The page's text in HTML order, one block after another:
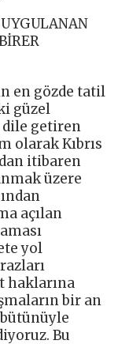
en gözde tatil
güzel
dile getiren
olarak Kıbrıs
itibaren
üzere
açılan
yol
haklarına
bir an
bütünüyle
Bu